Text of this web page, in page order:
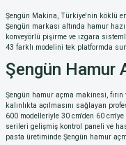
Şengün Makina, Türkiye'nin köklü
Şengün markası altında hamur
konveyörlü pişirme ve ızgara
43 farklı modelini tek platformda
Şengün Hamur
Şengün hamur açma makinesi,
kalınlıkta açılmasını sağlayan
600 modelleriyle 30 cm'den 60
serileri gelişmiş kontrol paneli ve
pasta üretiminde Şengün hamur